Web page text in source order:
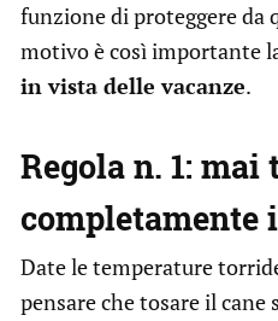
funzione di proteggere da
motivo è così importante
in vista delle vacanze.
Regola n. 1: mai
completamente
Date le temperature
pensare che tosare il